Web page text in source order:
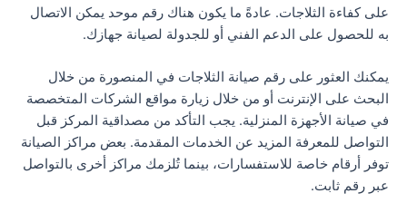
على كفاءة الثلاجات. عادةً ما يكون هناك رقم موحد يمكن الاتصال
به للحصول على الدعم الفني أو للجدولة لصيانة جهازك.
يمكنك العثور على رقم صيانة الثلاجات في المنصورة من خلال
البحث على الإنترنت أو من خلال زيارة مواقع الشركات المتخصصة
في صيانة الأجهزة المنزلية. يجب التأكد من مصداقية المركز قبل
التواصل للمعرفة المزيد عن الخدمات المقدمة. بعض مراكز الصيانة
توفر أرقام خاصة للاستفسارات، بينما تُلزمك مراكز أخرى بالتواصل
عبر رقم ثابت.